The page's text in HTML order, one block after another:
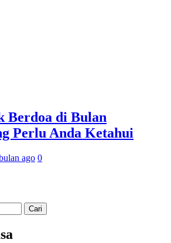
Berdoa di Bulan
Perlu Anda Ketahui
ago 0